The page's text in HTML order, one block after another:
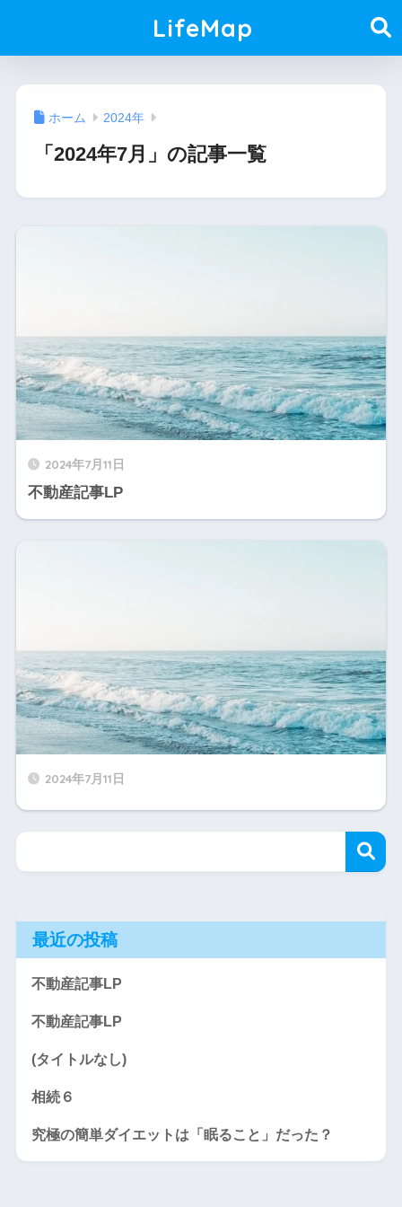
LifeMap
ホーム 2024年
「2024年7月」の記事一覧
2024年7月11日
不動産記事LP
2024年7月11日
最近の投稿
不動産記事LP
不動産記事LP
(タイトルなし)
相続６
究極の簡単ダイエットは「眠ること」だった？